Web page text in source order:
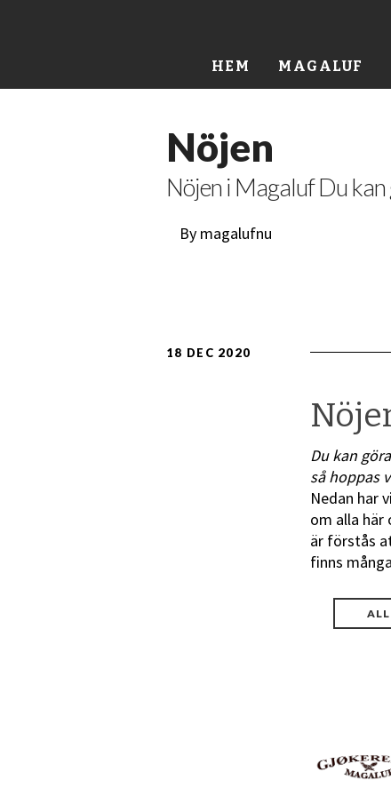
HEM MAGALUF
Nöjen
Nöjen i Magaluf Du kan
By magalufnu
18 DEC 2020
Du kan
så hoppas
Nedan har
om alla här
är förstås
finns
ALL